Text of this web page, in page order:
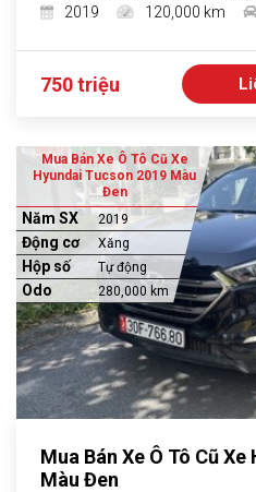
2019
120,000 km
750 triệu
Mua Bán Xe Ô Tô Cũ Xe
Hyundai Tucson 2019 Màu
Đen
Năm SX 2019
Động cơ Xăng
Hộp số Tự động
Odo 280,000 km
Mua Bán Xe Ô Tô Cũ Xe
Màu Đen